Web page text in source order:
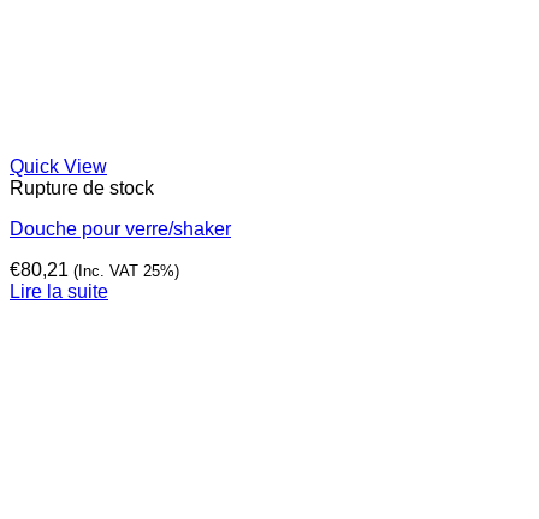
Quick View
Rupture de stock
Douche pour verre/shaker
€80,21 (Inc. VAT 25%)
Lire la suite